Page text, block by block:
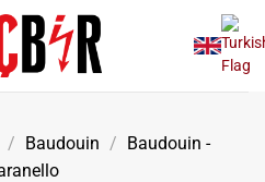
/ Baudouin / Baudouin -